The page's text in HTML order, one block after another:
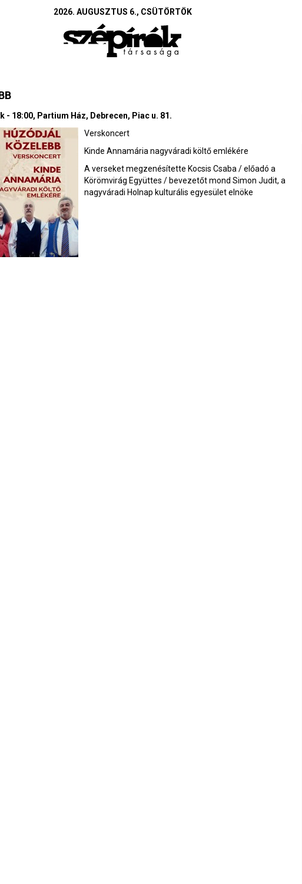
2026. AUGUSZTUS 6., CSÜTÖRTÖK
- 18:00, Partium Ház, Debrecen, Piac u. 81.
Verskoncert
Kinde Annamária nagyváradi költő emlékére
A verseket megzenésítette Kocsis Csaba / előadó a
Körömvirág Együttes / bevezetőt mond Simon Judit, a
nagyváradi Holnap kulturális egyesület elnöke